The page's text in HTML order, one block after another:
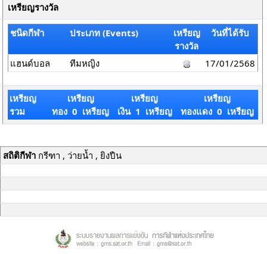
เหรียญรางวัล
ชนิดกีฬา ประเภท (Events)
เหรียญ
รางวัล
วันที่ได้รับ
แฮนด์บอล ทีมหญิง 17/01/2568
เหรียญ
รวม
เหรียญ
ทอง 0 เหรียญ
เหรียญ
เงิน 1 เหรียญ
เหรียญ
ทองแดง 0 เหรียญ
สถิติกีฬากรีฑา , ว่ายน้ำ , ยิงปืน